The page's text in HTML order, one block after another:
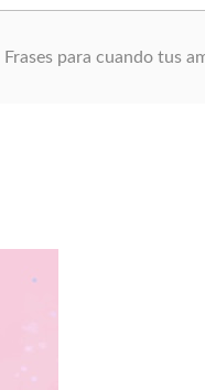
Frases para cuando tus